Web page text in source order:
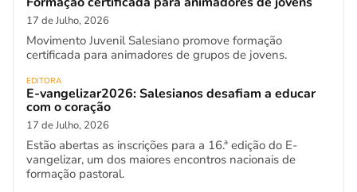
17 de Julho, 2026
Movimento Juvenil Salesiano promove formação
certificada para animadores de grupos de jovens.
EDITORA
E-vangelizar2026: Salesianos desafiam a educar
com o coração
17 de Julho, 2026
Estão abertas as inscrições para a 16.ª edição do E-
vangelizar, um dos maiores encontros nacionais de
formação pastoral.